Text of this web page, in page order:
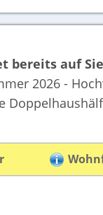
bereits auf
2026 -